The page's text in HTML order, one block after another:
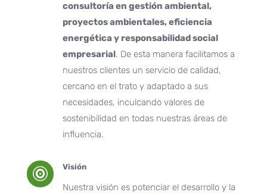
consultoría en gestión ambiental,
proyectos ambientales, eficiencia
energética y responsabilidad social
empresarial. De esta manera facilitamos a
nuestros clientes un servicio de calidad,
cercano en el trato y adaptado a sus
necesidades, inculcando valores de
sostenibilidad en todas nuestras áreas de
influencia.
 Visión
Nuestra visión es potenciar el desarrollo y la